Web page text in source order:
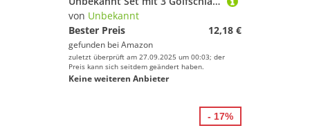
von Unbekannt
Bester Preis
12,18 €
gefunden bei Amazon
zuletzt überprüft am 27.09.2025 um 00:03; der
Preis kann sich seitdem geändert haben.
Keine weiteren Anbieter
- 17%